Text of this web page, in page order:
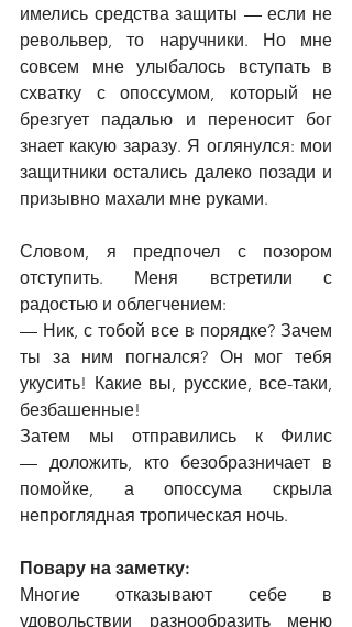
имелись средства защиты — если не
револьвер, то наручники. Но мне
совсем мне улыбалось вступать в
схватку с опоссумом, который не
брезгует падалью и переносит бог
знает какую заразу. Я оглянулся: мои
защитники остались далеко позади и
призывно махали мне руками.
Словом, я предпочел с позором
отступить. Меня встретили с
радостью и облегчением:
— Ник, с тобой все в порядке? Зачем
ты за ним погнался? Он мог тебя
укусить! Какие вы, русские, все-таки,
безбашенные!
— доложить, кто безобразничает в
помойке, а опоссума скрыла
непроглядная тропическая ночь.
Повару на заметку:
Многие отказывают себе в
удовольствии разнообразить меню